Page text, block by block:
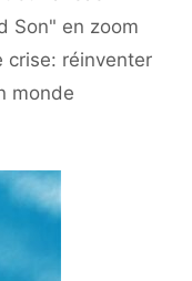
Son" en zoom
crise: réinventer
monde